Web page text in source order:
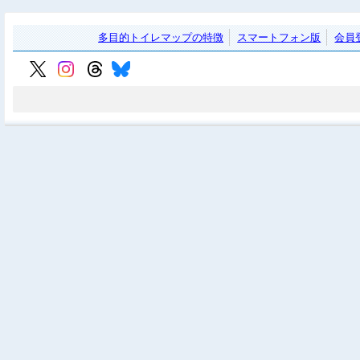
多目的トイレマップの特徴 スマートフォン版 会員